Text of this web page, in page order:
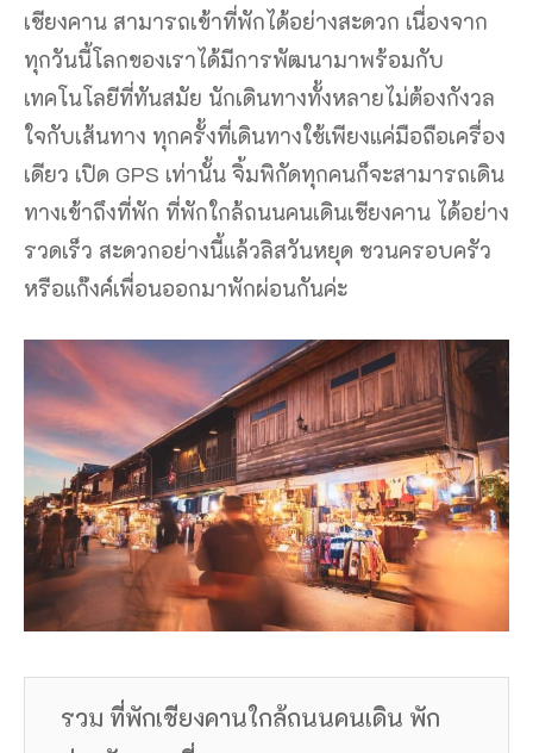
เชียงคาน สามารถเข้าที่พักได้อย่างสะดวก เนื่องจาก
ทุกวันนี้โลกของเราได้มีการพัฒนามาพร้อมกับ
เทคโนโลยีที่ทันสมัย นักเดินทางทั้งหลายไม่ต้องกังวล
ใจกับเส้นทาง ทุกครั้งที่เดินทางใช้เพียงแค่มือถือเครื่อง
เดียว เปิด GPS เท่านั้น จิ้มพิกัดทุกคนก็จะสามารถเดิน
ทางเข้าถึงที่พัก ที่พักใกล้ถนนคนเดินเชียงคาน ได้อย่าง
รวดเร็ว สะดวกอย่างนี้แล้วลิสวันหยุด ชวนครอบครัว
หรือแก๊งค์เพื่อนออกมาพักผ่อนกันค่ะ
รวม ที่พักเชียงคานใกล้ถนนคนเดิน พัก